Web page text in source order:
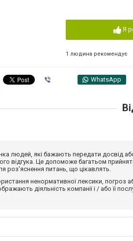
Я
1 людина рекомендує
WhatsApp
людей, які бажають передати
відгука. Це допоможе багатьом
роз'яснення питань, що цікавлять.
ненормативної лексики, погроз
діяльність компанії і / або її